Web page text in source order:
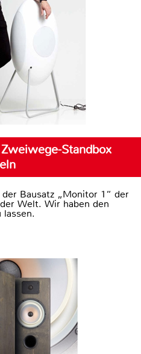
Standbox
Bausatz „Monitor 1“ der
Welt. Wir haben den
lassen.